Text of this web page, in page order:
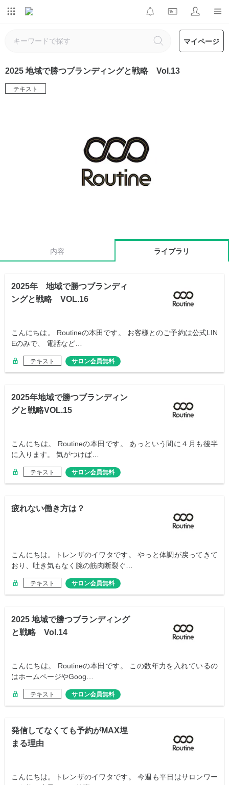
マイページ
2025 地域で勝つブランディングと戦略 Vol.13
テキスト
内容 ライブラリ
2025年 地域で勝つブランディ
ングと戦略 VOL.16
こんにちは。 Routineの本田です。 お客様とのご予約は公式LIN
Eのみで、 電話など…
テキスト サロン会員無料
2025年地域で勝つブランディン
グと戦略VOL.15
こんにちは。 Routineの本田です。 あっという間に４月も後半
に入ります。 気がつけば…
テキスト サロン会員無料
疲れない働き方は？
こんにちは。トレンザのイワタです。 やっと体調が戻ってきて
おり、吐き気もなく腕の筋肉断裂ぐ…
テキスト サロン会員無料
2025 地域で勝つブランディング
と戦略 Vol.14
こんにちは。 Routineの本田です。 この数年力を入れているの
はホームページやGoog…
テキスト サロン会員無料
発信してなくても予約がMAX埋
まる理由
こんにちは。トレンザのイワタです。 今週も平日はサロンワー